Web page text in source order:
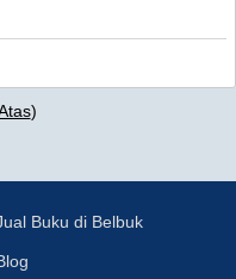
)
Buku di Belbuk